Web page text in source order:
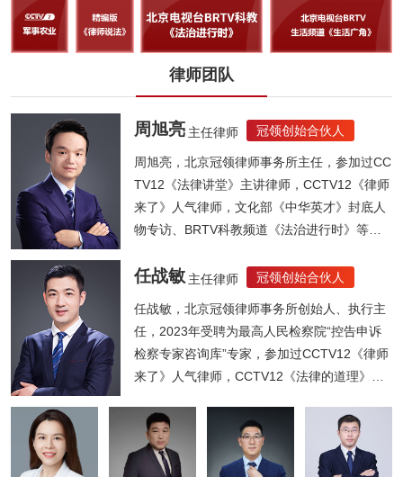
律师团队
周旭亮 主任律师 冠领创始合伙人
周旭亮，北京冠领律师事务所主任，参加过CC
TV12《法律讲堂》主讲律师，CCTV12《律师
来了》人气律师，文化部《中华英才》封底人
物专访、BRTV科教频道《法治进行时》等节
任战敏 主任律师 冠领创始合伙人
任战敏，北京冠领律师事务所创始人、执行主
任，2023年受聘为最高人民检察院“控告申诉
检察专家咨询库”专家，参加过CCTV12《律师
来了》人气律师，CCTV12《法律的道理》人
专为法律人化...